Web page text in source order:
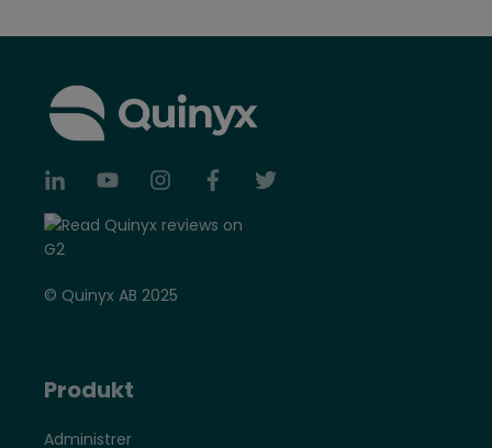
© Quinyx AB 2025
Produkt
Administrer